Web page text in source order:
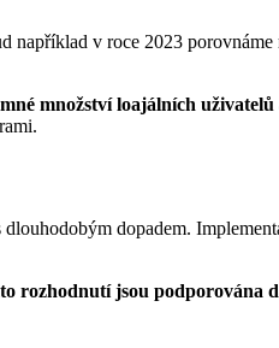
například v roce 2023 porovnáme
množství loajálních uživatelů
dopadem.
rozhodnutí jsou podporována